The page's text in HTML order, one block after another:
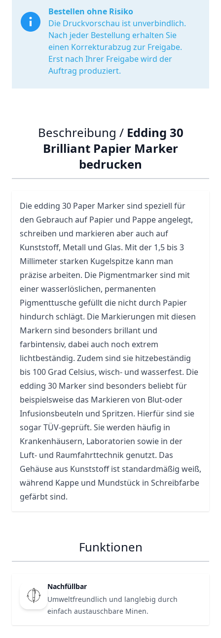
Bestellen ohne Risiko
Die Druckvorschau ist unverbindlich.
Nach jeder Bestellung erhalten Sie
einen Korrekturabzug zur Freigabe.
Erst nach Ihrer Freigabe wird der
Auftrag produziert.
Beschreibung / Edding 30
Brilliant Papier Marker
bedrucken
Die edding 30 Paper Marker sind speziell für
den Gebrauch auf Papier und Pappe angelegt,
schreiben und markieren aber auch auf
Kunststoff, Metall und Glas. Mit der 1,5 bis 3
Millimeter starken Kugelspitze kann man
präzise arbeiten. Die Pigmentmarker sind mit
einer wasserlöslichen, permanenten
Pigmenttusche gefüllt die nicht durch Papier
hindurch schlägt. Die Markierungen mit diesen
Markern sind besonders brillant und
farbintensiv, dabei auch noch extrem
lichtbeständig. Zudem sind sie hitzebeständig
bis 100 Grad Celsius, wisch- und wasserfest. Die
edding 30 Marker sind besonders beliebt für
beispielsweise das Markieren von Blut-oder
Infusionsbeuteln und Spritzen. Hierfür sind sie
sogar TÜV-geprüft. Sie werden häufig in
Krankenhäusern, Laboratorien sowie in der
Luft- und Raumfahrttechnik genutzt. Das
Gehäuse aus Kunststoff ist standardmäßig weiß,
während Kappe und Mundstück in Schreibfarbe
gefärbt sind.
Funktionen
Nachfüllbar
Umweltfreundlich und langlebig durch
einfach austauschbare Minen.